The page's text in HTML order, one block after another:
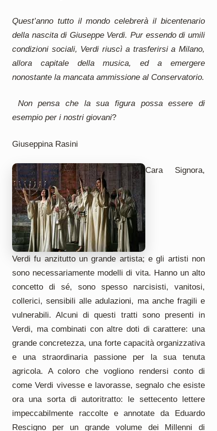
Quest’anno tutto il mondo celebrerà il bicentenario
della nascita di Giuseppe Verdi. Pur essendo di umili
condizioni sociali, Verdi riuscì a trasferirsi a Milano,
allora capitale della musica, ed a emergere
nonostante la mancata ammissione al Conservatorio.
Non pensa che la sua figura possa essere di
esempio per i nostri giovani?
Giuseppina Rasini
Cara Signora,
Verdi fu anzitutto un grande artista; e gli artisti non
sono necessariamente modelli di vita. Hanno un alto
concetto di sé, sono spesso narcisisti, vanitosi,
collerici, sensibili alle adulazioni, ma anche fragili e
vulnerabili. Alcuni di questi tratti sono presenti in
Verdi, ma combinati con altre doti di carattere: una
grande concretezza, una forte capacità organizzativa
e una straordinaria passione per la sua tenuta
agricola. A coloro che vogliono rendersi conto di
come Verdi vivesse e lavorasse, segnalo che esiste
ora una sorta di autoritratto: le settecento lettere
impeccabilmente raccolte e annotate da Eduardo
Rescigno per un grande volume dei Millenni di